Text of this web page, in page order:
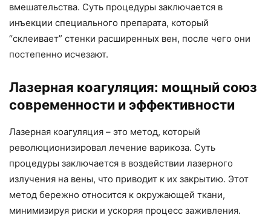
вмешательства. Суть процедуры заключается в
инъекции специального препарата, который
“склеивает” стенки расширенных вен, после чего они
постепенно исчезают.
Лазерная коагуляция: мощный союз
современности и эффективности
Лазерная коагуляция – это метод, который
революционизировал лечение варикоза. Суть
процедуры заключается в воздействии лазерного
излучения на вены, что приводит к их закрытию. Этот
метод бережно относится к окружающей ткани,
минимизируя риски и ускоряя процесс заживления.